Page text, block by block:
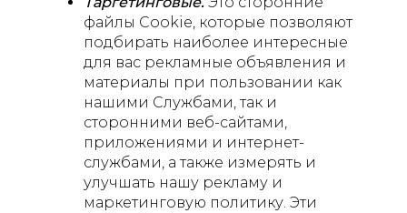
файлы Сookie, которые позволяют
подбирать наиболее интересные
для вас рекламные объявления и
материалы при пользовании как
нашими Службами, так и
сторонними веб-сайтами,
приложениями и интернет-
службами, а также измерять и
улучшать нашу рекламу и
маркетинговую политику. Эти